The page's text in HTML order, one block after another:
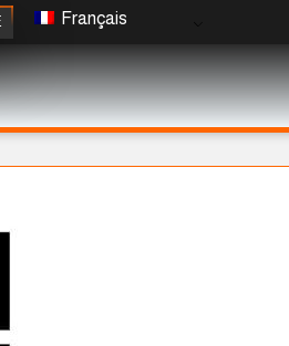
Français